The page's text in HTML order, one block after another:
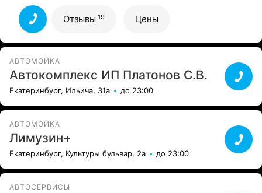
ценой! Всем советую!
Отзывы 19 Цены
АВТОМОЙКА
Автокомплекс ИП Платонов С.В.
Екатеринбург, Ильича, 31а до 23:00
АВТОМОЙКА
Лимузин+
Екатеринбург, Культуры бульвар, 2а до 23:00
АВТОСЕРВИСЫ